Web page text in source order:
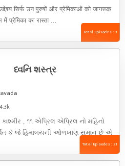
सिर्फ उन पुरुषों और प्रेमिकाओं को जागरूक
में प्रेमिका का रास्ता ...
Total Episodes : 3
ધ્વનિ શસ્ત્ર
, ૧૧ એપ્રિલ એપ્રિલ નો મહિનો
કે જે હિમાલયની ઓળખાણ સમાન છે એ
Total Episodes : 21